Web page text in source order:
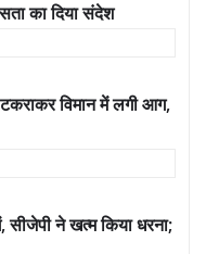
का दिया संदेश
विमान में लगी आग,
सीजेपी ने खत्म किया धरना;